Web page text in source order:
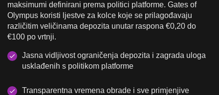
maksimumi definirani prema politici platforme. Gates of
Olympus koristi ljestve za kolce koje se prilagođavaju
različitim veličinama depozita unutar raspona €0,20 do
€100 po vrtnji.
Jasna vidljivost ograničenja depozita i zagrada uloga
usklađenih s politikom platforme
Transparentna vremena obrade i sve primjenjive